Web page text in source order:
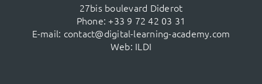
27bis boulevard Diderot
Phone: +33 9 72 42 03 31
E-mail: contact@digital-learning-academy.com
Web: ILDI